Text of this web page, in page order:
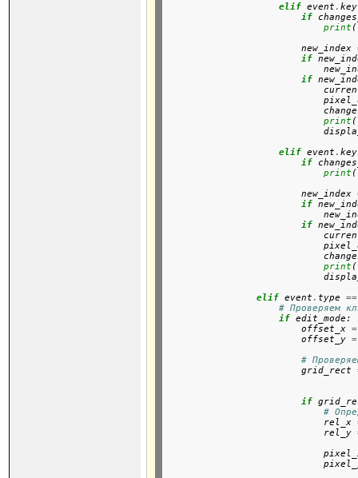
elif event .
if
print (
                        new_index
if
if
print (
elif event .
if
print (
                        new_index
if
if
print (
elif event . type ==
# Проверяем
if edit_mode:
                        offset_x
=
                        offset_y
=
#
                        grid_rect
if
#
                            rel_x
                            rel_y